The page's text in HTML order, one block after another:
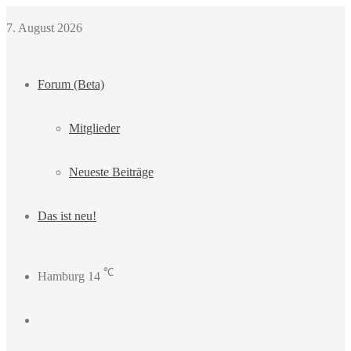
7. August 2026
Forum (Beta)
Mitglieder
Neueste Beiträge
Das ist neu!
Hamburg 14 ℃